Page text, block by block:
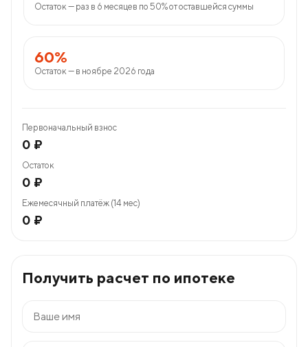
Остаток — раз в 6 месяцев по 50% от оставшейся суммы
60%
Остаток — в ноябре 2026 года
Первоначальный взнос
0 ₽
Остаток
0 ₽
Ежемесячный платёж (14 мес)
0 ₽
Получить расчет по ипотеке